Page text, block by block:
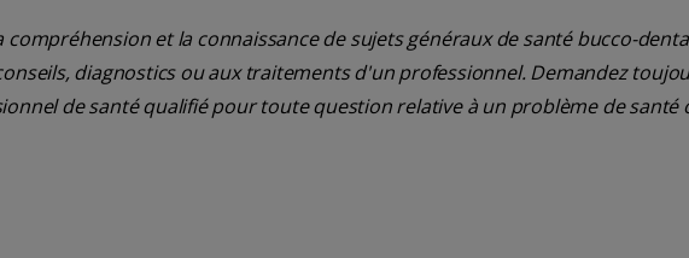
et la connaissance de sujets généraux de santé bucco-
diagnostics ou aux traitements d'un professionnel. Demandez
de santé qualifié pour toute question relative à un problème de santé